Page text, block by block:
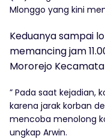
Mlonggo yang kini
Keduanya sampai
memancing jam
Mororejo
” Pada saat kejadian,
karena jarak korban
mencoba menolong
ungkap Arwin.